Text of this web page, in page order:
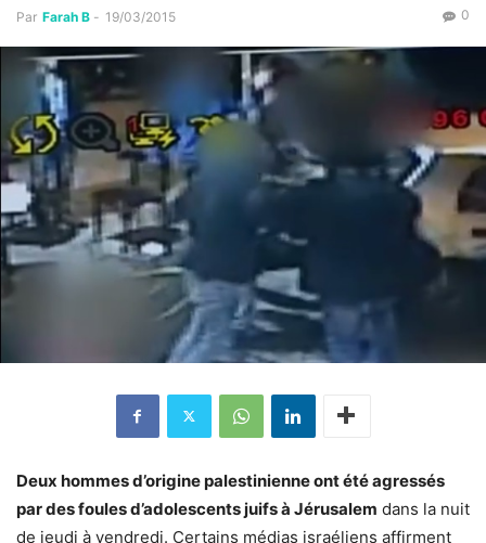
Par Farah B - 19/03/2015 0
Deux hommes d’origine palestinienne ont été agressés
par des foules d’adolescents juifs à Jérusalem dans la nuit
de jeudi à vendredi. Certains médias israéliens affirment